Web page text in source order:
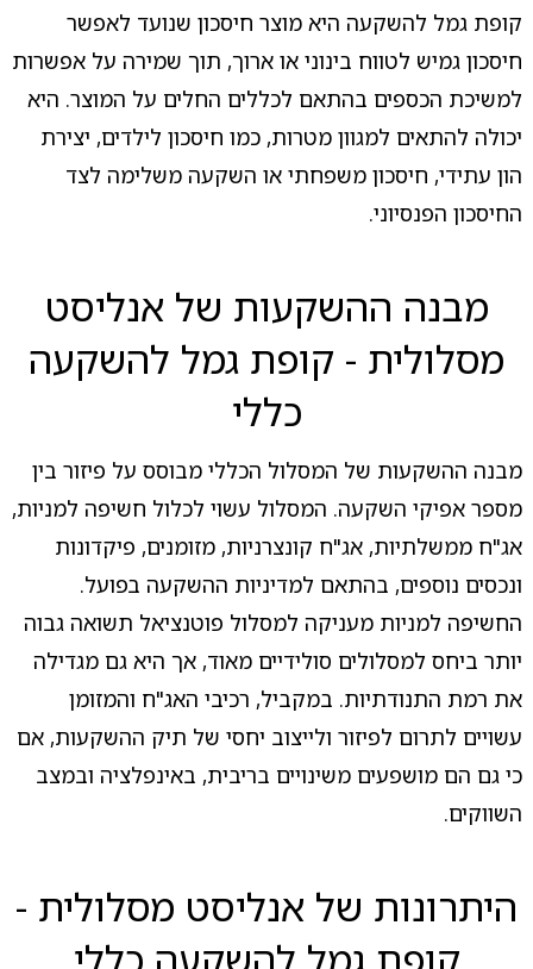
קופת גמל להשקעה היא מוצר חיסכון שנועד לאפשר
חיסכון גמיש לטווח בינוני או ארוך, תוך שמירה על אפשרות
למשיכת הכספים בהתאם לכללים החלים על המוצר. היא
יכולה להתאים למגוון מטרות, כמו חיסכון לילדים, יצירת
הון עתידי, חיסכון משפחתי או השקעה משלימה לצד
החיסכון הפנסיוני.
מבנה ההשקעות של אנליסט
מסלולית - קופת גמל להשקעה
כללי
מבנה ההשקעות של המסלול הכללי מבוסס על פיזור בין
מספר אפיקי השקעה. המסלול עשוי לכלול חשיפה למניות,
אג"ח ממשלתיות, אג"ח קונצרניות, מזומנים, פיקדונות
ונכסים נוספים, בהתאם למדיניות ההשקעה בפועל.
החשיפה למניות מעניקה למסלול פוטנציאל תשואה גבוה
יותר ביחס למסלולים סולידיים מאוד, אך היא גם מגדילה
את רמת התנודתיות. במקביל, רכיבי האג"ח והמזומן
עשויים לתרום לפיזור ולייצוב יחסי של תיק ההשקעות, אם
כי גם הם מושפעים משינויים בריבית, באינפלציה ובמצב
השווקים.
היתרונות של אנליסט מסלולית -
קופת גמל להשקעה כללי